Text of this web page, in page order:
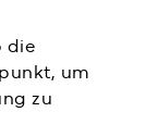
die
um
zu